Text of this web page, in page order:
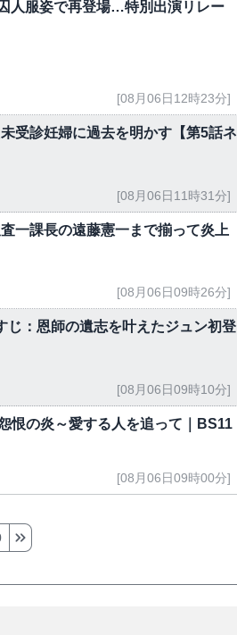
人服姿で再登場…特別出演リレー
[08月06日12時23分]
受診妊婦に過去を明かす【第5話ネ
[08月06日11時31分]
一課長の遠藤憲一まで揃って炎上
[08月06日09時26分]
じ：恩師の遺志を叶えたジュン初登
[08月06日09時10分]
恨の炎～愛する人を追って｜BS11
[08月06日09時00分]